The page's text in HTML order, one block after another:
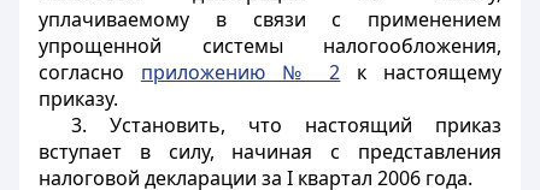
уплачиваемому в связи с применением
упрощенной системы налогообложения,
согласно приложению № 2 к настоящему
приказу.
3. Установить, что настоящий приказ
вступает в силу, начиная с представления
налоговой декларации за I квартал 2006 года.